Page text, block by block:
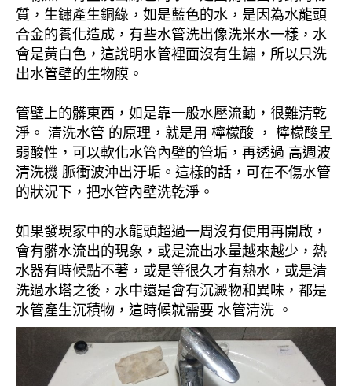
質，生鏽產生銅綠，如是藍色的水，是因為水龍頭
合金的養化造成，有些水管洗出像洗米水一樣，水
會是黃白色，這說明水管裡面沒有生鏽，所以只洗
出水管壁的生物膜。
管壁上的髒東西，如是靠一般水壓流動，很難清乾
淨。 清洗水管 的原理，就是用 檸檬酸 ， 檸檬酸呈
弱酸性，可以軟化水管內壁的管垢，再透過 高週波
清洗機 脈衝波沖出汙垢。這樣的話，可在不傷水管
的狀況下，把水管內壁洗乾淨。
如果發現家中的水龍頭超過一周沒有使用再開啟，
會有髒水流出的現象，或是流出水量越來越少，熱
水器有時候點不著，或是等很久才有熱水，或是清
洗過水塔之後，水中還是會有沉澱物和異味，都是
水管產生沉積物，這時候就需要 水管清洗 。